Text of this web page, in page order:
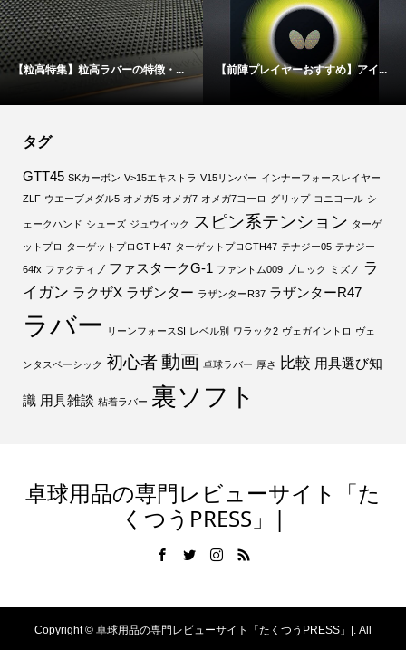
】アイ... 【卓球用具】どこのメーカーにす... 【正直難しい！？】ディ
タグ
GTT45 SKカーボン V>15エキストラ V15リンバー インナーフォースレイヤー
ZLF ウエーブメダル5 オメガ5 オメガ7 オメガ7ヨーロ グリップ コニヨール シ
ェークハンド シューズ ジュウイック スピン系テンション ターゲ
ットプロ ターゲットプロGT-H47 ターゲットプロGTH47 テナジー05 テナジー
64fx ファクティブ ファスタークG-1 ファントム009 ブロック ミズノ ラ
イガン ラクザX ラザンター ラザンターR37 ラザンターR47
ラバー リーンフォースSI レベル別 ワラック2 ヴェガイントロ ヴェ
ンタスベーシック 初心者動画 卓球ラバー 厚さ 比較 用具選び知
識 用具雑談 粘着ラバー 裏ソフト
卓球用品の専門レビューサイト「た
くつうPRESS」|
Copyright © 卓球用品の専門レビューサイト「たくつうPRESS」|. All